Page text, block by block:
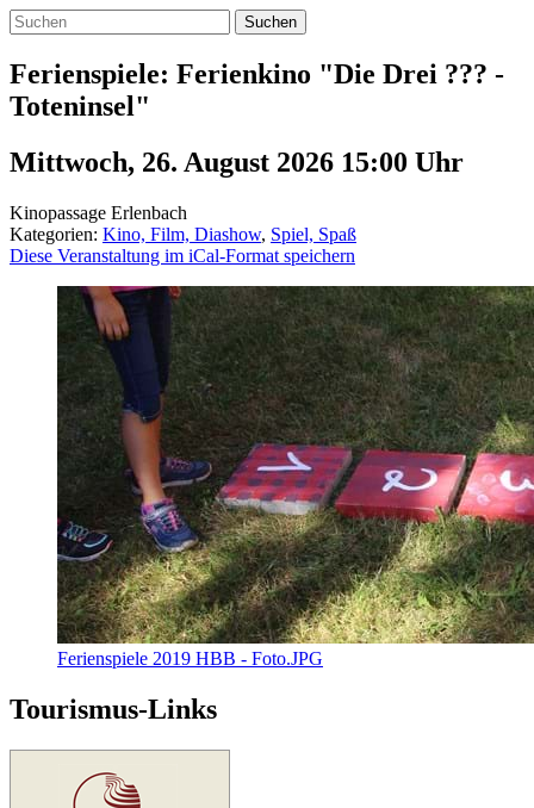
Suchen
Ferienspiele: Ferienkino "Die Drei ??? -
Toteninsel"
Mittwoch, 26. August 2026 15:00 Uhr
Kinopassage Erlenbach
Kategorien: Kino, Film, Diashow, Spiel, Spaß
Diese Veranstaltung im iCal-Format speichern
Ferienspiele 2019 HBB - Foto.JPG
Tourismus-Links